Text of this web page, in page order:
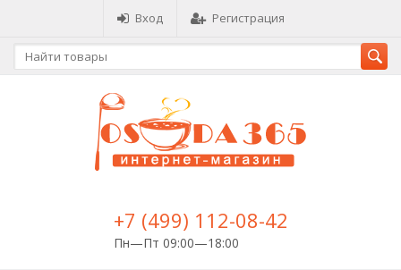
Вход Регистрация
+7 (499) 112-08-42
Пн—Пт 09:00—18:00